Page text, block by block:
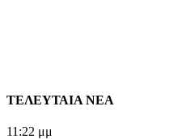
ΤΕΛΕΥΤΑΙΑ ΝΕΑ
11:22 μμ